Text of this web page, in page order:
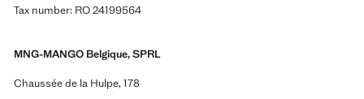
Tax number: RO 24199564
MNG-MANGO Belgique, SPRL
Chaussée de la Hulpe, 178